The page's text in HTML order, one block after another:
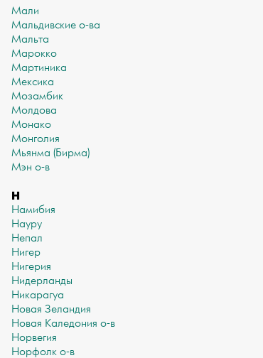
Мали
Мальдивские о-ва
Мальта
Марокко
Мартиника
Мексика
Мозамбик
Молдова
Монако
Монголия
Мьянма (Бирма)
Мэн о-в
Н
Намибия
Науру
Непал
Нигер
Нигерия
Нидерланды
Никарагуа
Новая Зеландия
Новая Каледония о-в
Норвегия
Норфолк о-в